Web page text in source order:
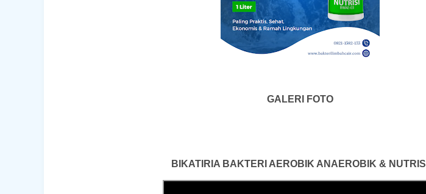
GALERI FOTO
BIKATIRIA BAKTERI AEROBIK ANAEROBIK & NUTRISI